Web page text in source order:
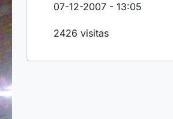
07-12-2007 - 13:05
2426 visitas